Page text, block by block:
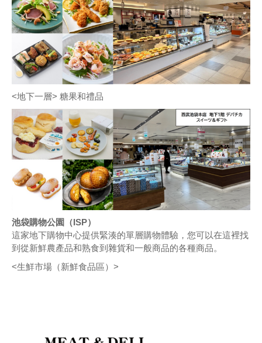
<地下一層> 糖果和禮品
池袋購物公園（ISP）
這家地下購物中心提供緊湊的單層購物體驗，您可以在這裡找
到從新鮮農產品和熟食到雜貨和一般商品的各種商品。
<生鮮市場（新鮮食品區）>